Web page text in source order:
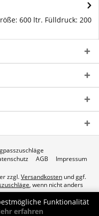
600 ltr. Fülldruck: 200
AGB Impressum
zzgl.Versandkosten und ggf.
, wenn nicht anders
Reserved. Theme by
Funktionalität
erfahren